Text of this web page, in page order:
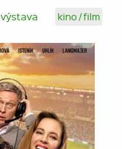
výstava kino / film